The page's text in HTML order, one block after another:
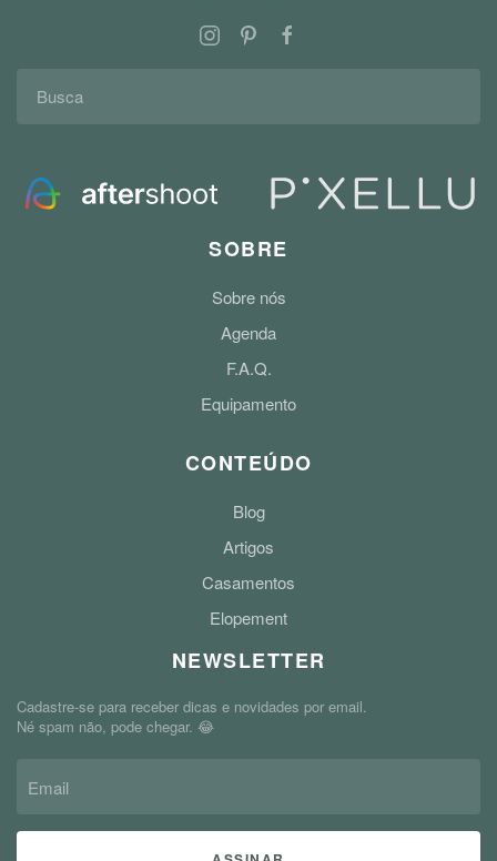
SOBRE
Sobre nós
Agenda
F.A.Q.
Equipamento
CONTEÚDO
Blog
Artigos
Casamentos
Elopement
NEWSLETTER
Cadastre-se para receber dicas e novidades por email.
Né spam não, pode chegar. 😂